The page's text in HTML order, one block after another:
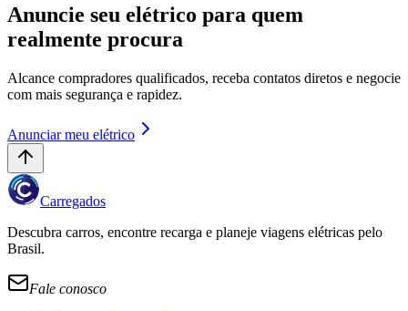
Anuncie seu elétrico para quem
realmente procura
Alcance compradores qualificados, receba contatos diretos e negocie
com mais segurança e rapidez.
Anunciar meu elétrico
Carregados
Descubra carros, encontre recarga e planeje viagens elétricas pelo
Brasil.
Fale conosco